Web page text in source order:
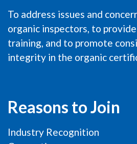
To address issues and
organic inspectors, to
training, and to promote
integrity in the organic
Reasons to Join
Industry Recognition